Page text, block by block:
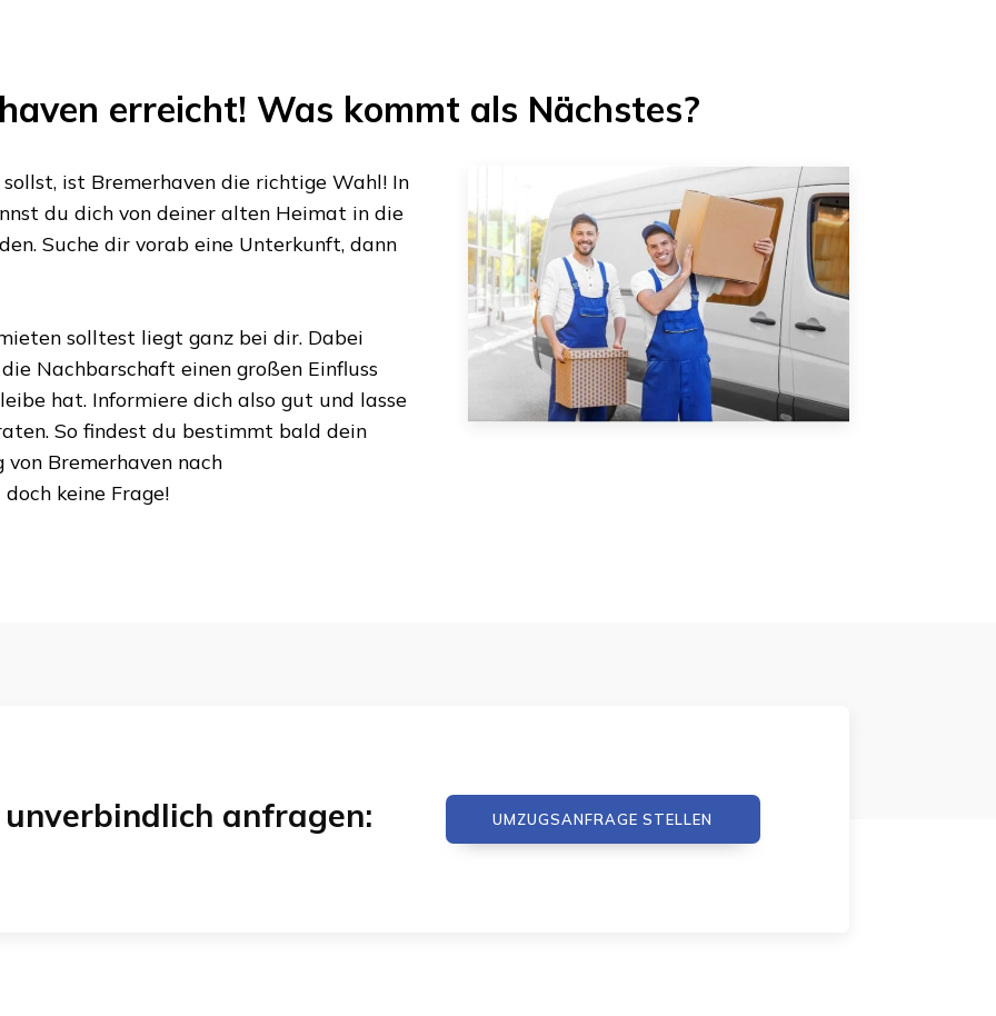
erreicht! Was kommt als Nächstes?
ist Bremerhaven die richtige Wahl! In
du dich von deiner alten Heimat in die
Suche dir vorab eine Unterkunft, dann
solltest liegt ganz bei dir. Dabei
Nachbarschaft einen großen Einfluss
hat. Informiere dich also gut und lasse
So findest du bestimmt bald dein
von Bremerhaven nach
keine Frage!
anfragen: UMZUGSANFRAGE STELLEN